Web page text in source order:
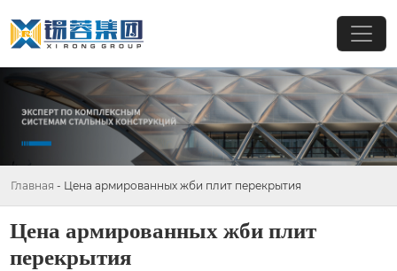
Главная - Цена армированных жби плит перекрытия
Цена армированных жби плит
перекрытия